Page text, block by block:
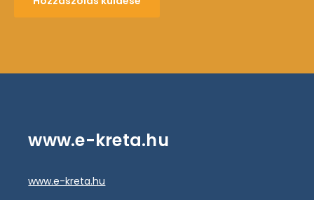
www.e-kreta.hu
www.e-kreta.hu